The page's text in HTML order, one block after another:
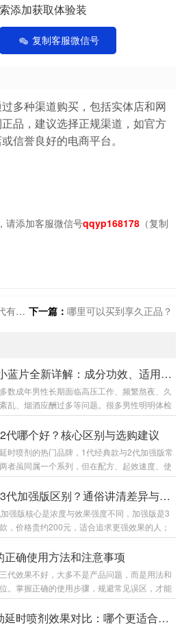
索添加获取体验装
复制客服微信号
多种渠道购买，包括实体店和网
品，建议选择正规渠道，如官方
信誉良好的电商平台。
请添加客服微信号qqyp168178（复制
别 下一篇： 哪里可以买到享久正品？
2026享久小蓝片全新详解：成分功效、适用人群、官方售价及正确服用指南
数成年男性长期面临高压工作、频繁熬夜、久
乱、烟酒应酬过多等问题。很多男性明明体检
身体却出现精神萎靡、体能下降、房事耐力不
事后疲惫难恢复等隐性透支问题。市面上男性
腥味重、吸收差。为此，专注男性健康养护多
久，2026年重磅推出全新新品——享久鹿茸血
量身打造的国标特膳营养品，温...
代哪个好？核心区别与选购建议
时喷剂的热门品牌，1代经典款与2代加强版常
者虽同属一个系列，但在配方、起效速度、使
上差异明显，下面从多维度详细分析，帮你选
式。先看基础定位与核心配方。享久1代是201
度适中，核心作用是初步降低敏感度，满足基
2代2017年推出，是打响品牌知名度的关键
贵草本，浓度更高、渗透力...
享久3代和3代加强版区别？通俗讲清差异与选购
强版核心是浓度与效果强度不同，加强版是3
，价格贵约200元，适合追求更强效果的人；
适合新手或日常使用。一、包装外观：一眼分
蓝色礼盒，瓶子无“+”标识，整体简约。3代加
分浓度：加强版全面提升两者原料完全一样，
配比：加强版红高颗含量+30%、丁香+22%、
正确使用方法和注意事项
代效果不好，大多不是产品问题，而是用法和
。掌握正确的使用步骤，规避常见误区，才能
果，兼顾舒适体感与使用体验，下面给大家整
气的实操用法和核心注意事项。一、标准使用
享久vs夜劲延时喷剂效果对比：哪个更适合你？